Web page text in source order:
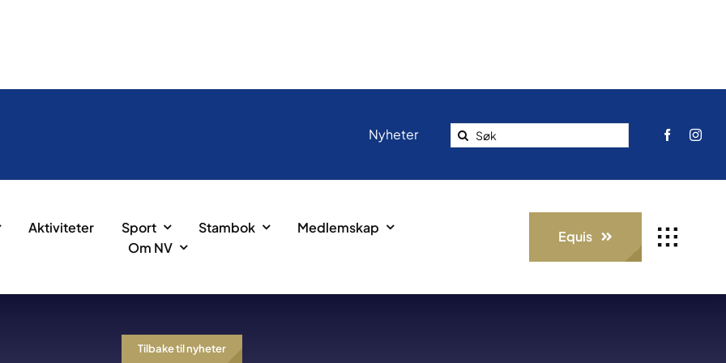
Nyheter
Search
Aktiviteter Sport Stambok
Medlemskap
Om NV
Equis
Tilbake til nyheter